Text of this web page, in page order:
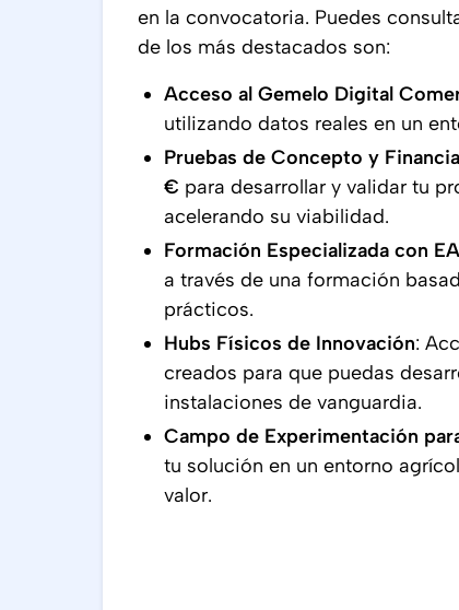
en la convocatoria. Puedes
de los más destacados son:
Acceso al Gemelo Digital
utilizando datos reales en un
Pruebas de Concepto y
€ para desarrollar y validar tu
acelerando su viabilidad.
Formación Especializada con
a través de una formación
prácticos.
Hubs Físicos de Innovación:
creados para que puedas
instalaciones de vanguardia.
Campo de Experimentación
tu solución en un entorno
valor.